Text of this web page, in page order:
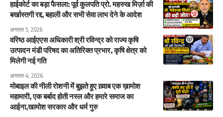
हाईकोर्ट का बड़ा फैसला: पूर्व कुलपति प्रो. महरुख मिर्ज़ा की
बर्खास्तगी रद्द, बहाली और सभी सेवा लाभ देने के आदेश
अगस्त 5, 2026
वरिष्ठ आईएएस अधिकारी श्री रविन्द्र को राज्य कृषि
उत्पादन मंडी परिषद का अतिरिक्त प्रभार, कृषि क्षेत्र को
मिलेगी नई गति
अगस्त 4, 2026
मोबाइल की नीली रोशनी में बुझते हुए ख़्वाब एक ख़ामोश
महामारी, एक बर्बाद होती नस्ल और हमारे समाज का
आईना,खामोश सरकार और धर्म गुरु